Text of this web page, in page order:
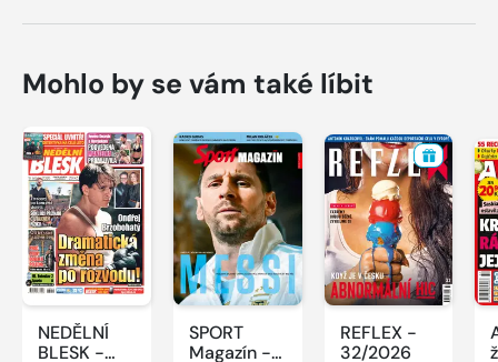
Mohlo by se vám také líbit
NEDĚLNÍ
BLESK -
SPORT
Magazín -
REFLEX -
32/2026